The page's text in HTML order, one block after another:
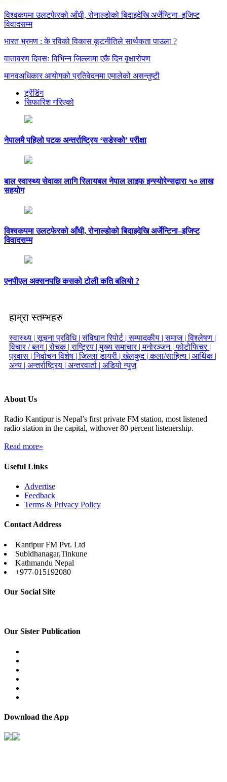
विश्वकपमा उलटफेरको आँधी, रोनाल्डोको बिदाइदेखि अर्जेन्टिना–इजिप्ट
विवादसम्म
भारत भ्रमण : के रविको विकास कूटनीतिले सार्थकता पाउला ?
वातावरण दिवसः विभिन्न जिल्लामा एकै दिन वृक्षारोपण
मानवअधिकार आयोगको प्रतिवेदनमा एमालेको असन्तुष्टी
ट्रेंडिंग
सिफारिश गरिएको
नेपालमै पहिलो पटक अन्तर्राष्ट्रिय ‘सडेस्को’ परीक्षा
बाल स्वास्थ्य सेवाका लागि रिलायबल नेपाल लाइफ इन्स्योरेन्सद्वारा ५० लाख
सहयोग
विश्वकपमा उलटफेरको आँधी, रोनाल्डोको बिदाइदेखि अर्जेन्टिना–इजिप्ट
विवादसम्म
एनपीएल अक्सनपछि कसको टोली कति बलियो ?
हाम्रा स्तम्भहरु
स्वास्थ्य |सूचना प्रविधि |संविधान रिपोर्ट |सम्पादकीय |समाज |विश्लेषण |
विचार / ब्लग |रोचक |राष्ट्रिय |मुख्य समाचार |मनोरञ्जन |फोटोफिचर |
प्रवास |निर्वाचन विशेष |जिल्ला डायरी |खेलकुद |कला/साहित्य | आर्थिक |
अन्य | अन्तर्राष्ट्रिय | अन्तरवार्ता | अडियो न्युज
About Us
Radio Kantipur is Nepal’s first private FM station, most listened
radio station in the capital, withover 80 percent listenership.
Read more»
Useful Links
Advertise
Feedback
Terms & Privacy Policy
Contact Address
Kantipur FM Pvt. Ltd
Subidhanagar,Tinkune
Kathmandu Nepal
+977-015192080
Our Social Site
Our Sister Publication
Download the App